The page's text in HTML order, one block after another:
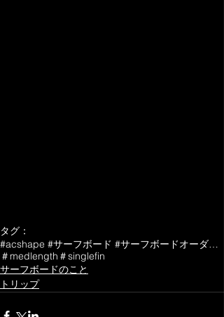
タグ：
#acshape #サーフボード #サーフボードオーダー #サーフィン
＃medlength ＃singlefin
サーフボードのこと
トリップ